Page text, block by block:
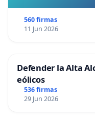
560 firmas
11 Jun 2026
Defender la Alta
eólicos
536 firmas
29 Jun 2026